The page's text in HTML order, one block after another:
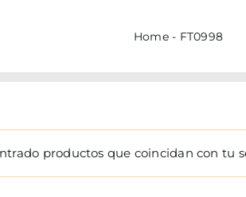
Home- FT0998
productos que coincidan con tu